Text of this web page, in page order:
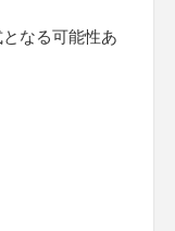
なる可能性あ